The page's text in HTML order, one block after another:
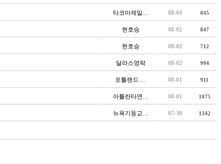
타코마제일… 08-04 845
현호승 08-02 847
현호승 08-02 712
달라스영락 08-02 994
포틀랜드 … 08-01 911
아틀란타연… 08-01 1075
뉴욕기둥교… 07-30 1342